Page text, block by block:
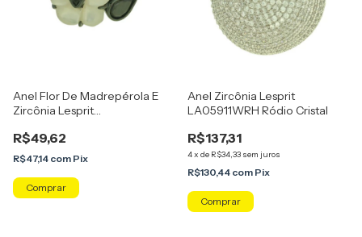
Anel Flor De Madrepérola E
Zircônia Lesprit
Negro Preto
R$49,62
R$47,14 com Pix
Comprar
Anel Zircônia Lesprit
LA05911WRH Ródio Cristal
R$137,31
4x de R$34,33 sem juros
R$130,44 com Pix
Comprar